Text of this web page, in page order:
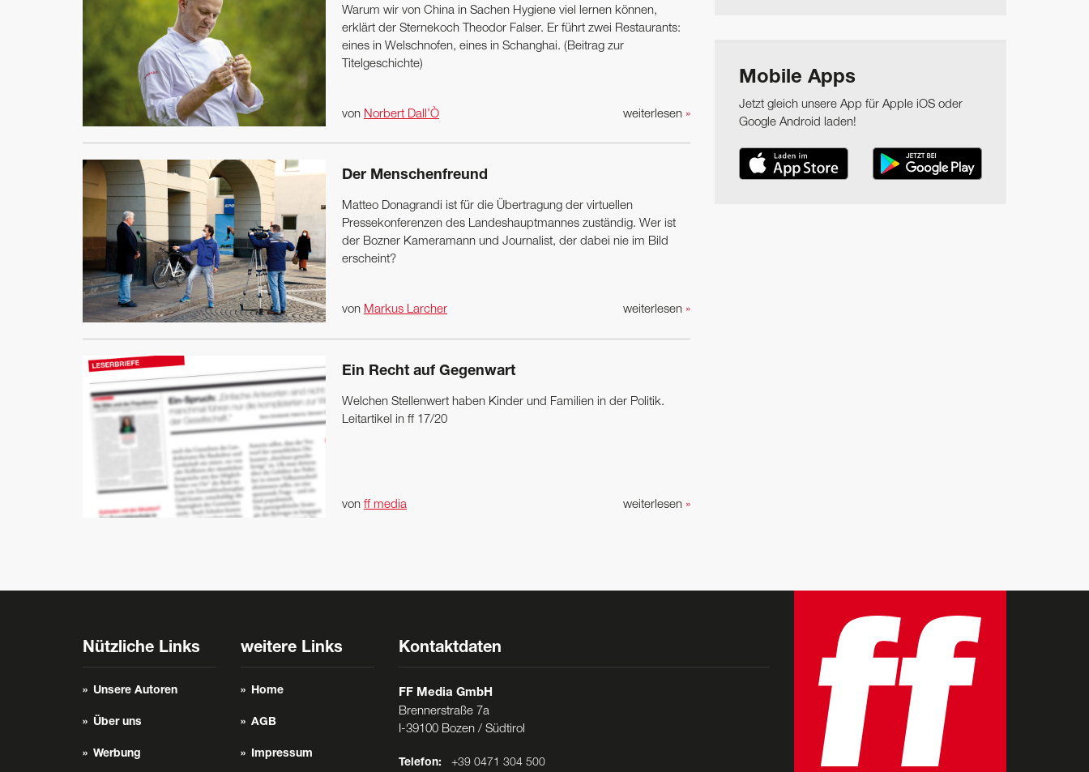
Warum wir von China in Sachen Hygiene viel lernen können,
erklärt der Sternekoch Theodor Falser. Er führt zwei Restaurants:
eines in Welschnofen, eines in Schanghai. (Beitrag zur
Titelgeschichte)
weiterlesen »
von Norbert Dall’Ò
Der Menschenfreund
Matteo Donagrandi ist für die Übertragung der virtuellen
Pressekonferenzen des Landeshauptmannes zuständig. Wer ist
der Bozner Kameramann und Journalist, der dabei nie im Bild
erscheint?
weiterlesen »
von Markus Larcher
Ein Recht auf Gegenwart
Welchen Stellenwert haben Kinder und Familien in der Politik.
Leitartikel in ff 17/20
weiterlesen »
von ff media
Mobile Apps
Jetzt gleich unsere App für Apple iOS oder
Google Android laden!
Nützliche Links
Unsere Autoren
Über uns
Werbung
weitere Links
Home
AGB
Impressum
Kontaktdaten
FF Media GmbH
Brennerstraße 7a
I-39100 Bozen / Südtirol
Telefon: +39 0471 304 500